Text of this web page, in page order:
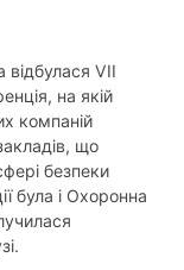
VII
на якій
компаній
що
безпеки
була і Охоронна